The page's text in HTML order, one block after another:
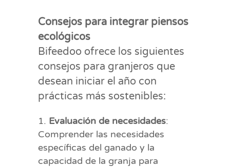
Consejos para integrar piensos
ecológicos
Bifeedoo ofrece los siguientes
consejos para granjeros que
desean iniciar el año con
prácticas más sostenibles:
Evaluación de necesidades:
Comprender las necesidades
específicas del ganado y la
capacidad de la granja para